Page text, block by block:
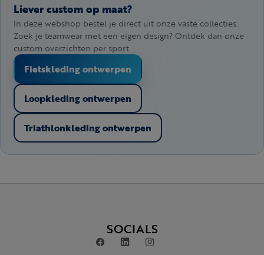
Liever custom op maat?
In deze webshop bestel je direct uit onze vaste collecties.
Zoek je teamwear met een eigen design? Ontdek dan onze
custom overzichten per sport.
Fietskleding ontwerpen
Loopkleding ontwerpen
Triathlonkleding ontwerpen
SOCIALS